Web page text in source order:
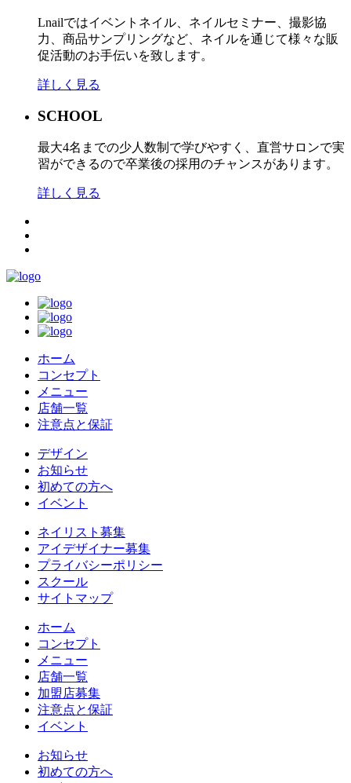
Lnailではイベントネイル、ネイルセミナー、撮影協
力、商品サンプリングなど、ネイルを通じて様々な販
促活動のお手伝いを致します。
詳しく見る
SCHOOL
最大4名までの少人数制で学びやすく、直営サロンで実
習ができるので卒業後の採用のチャンスがあります。
詳しく見る
ホーム
コンセプト
メニュー
店舗一覧
注意点と保証
デザイン
お知らせ
初めての方へ
イベント
ネイリスト募集
アイデザイナー募集
プライバシーポリシー
スクール
サイトマップ
ホーム
コンセプト
メニュー
店舗一覧
加盟店募集
注意点と保証
イベント
お知らせ
初めての方へ